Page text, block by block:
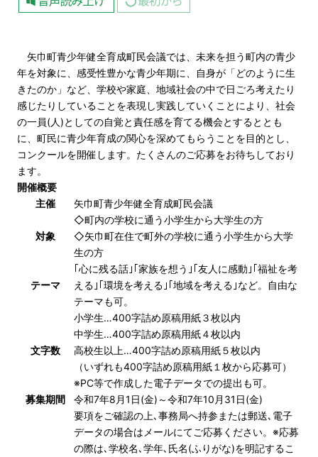
矢巾町青少年健全育成町民会議では、未来を担う町内の青少
年を対象に、感受性豊かな青少年期に、自身が「どのように生
きたのか」など、学校や家庭、地域社会の中で日ごろ考えたり
感じたりしていることを表現し実践していくことにより、社会
の一員(人)としての自覚と責任感を育てる機会とするととも
に、町民に青少年育成の関心を深めてもらうことを目的とし、
コンクールを開催します。たくさんのご応募をお待ちしており
ます。
開催概要
主催
矢巾町青少年健全育成町民会議
対象
◇町内の学校に通う小学生から大学生の方
◇矢巾町在住で町外の学校に通う小学生から大学
生の方
テーマ
｢心に残る話｣｢家族を想う｣｢友人に感動｣｢福祉を考
える｣｢環境を考える｣｢地域を考える｣など。自由な
テーマも可。
文字数
小学生…400字詰め原稿用紙３枚以内
中学生…400字詰め原稿用紙４枚以内
高校生以上…400字詰め原稿用紙５枚以内
（いずれも400字詰め原稿用紙１枚から応募可）
※PC等で作成した電子データでの提出も可。
募集期間
令和7年8月1日(金)～令和7年10月31日(金)
要項をご確認の上､事務局へ持参または郵送､電子
データの場合はメールにてご応募ください。※応募
の際は､学校名､学年､氏名(ふりがな)を明記するこ